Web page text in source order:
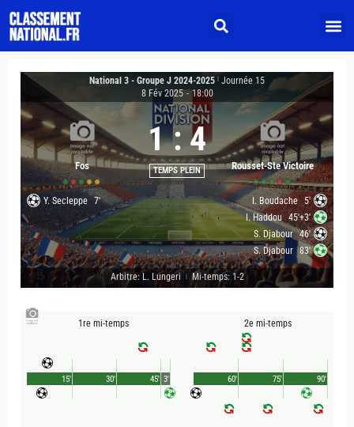
National 3 - Groupe J 2024-2025 Journée 15
8 Fév 2025 - 18:00
Fos
1 : 4
TEMPS PLEIN Rousset-Ste Victoire
Y. Secleppe 7' I. Boudache 5'
I. Haddou
45'+3'
S. Djabour 46'
S. Djabour 83'
Arbitre: L. Lungeri Mi-temps: 1-2
1re mi-temps
45'
15' 30' 3'
2e mi-temps
90'
60' 75'